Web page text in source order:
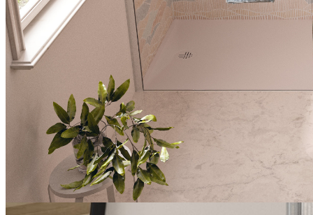
Paroi de douche Solo Z, blanc (mat), verre transparent